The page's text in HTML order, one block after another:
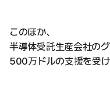
このほか、
半導体受託生産会社の
500万ドルの支援を受け